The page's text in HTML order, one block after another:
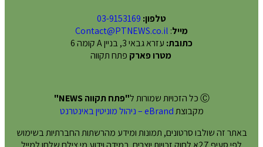
טלפון: 03-9153169
מייל:
Contact@PTNEWS.co.il
כתובת: עזרא גבאי 3, בניין A קומה 6
מטרו פארק פתח תקווה
Ⓒ כל הזכויות שמורות ל
"פתח תקווה NEWS"
מקבוצתeBrand – ניהול מוניטין באינטרנט
באתר זה שולבו סרטונים, תמונות ומידע מהרשתות החברתיות בשימוש